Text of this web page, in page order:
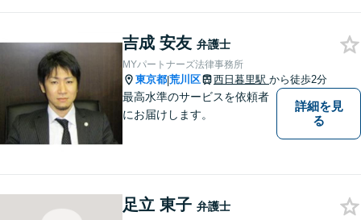
吉成 安友 弁護士
MYパートナーズ法律事務所
東京都|荒川区 西日暮里駅 から徒歩2分
最高水準のサービスを依頼者
にお届けします。
詳細を見
る
足立 東子 弁護士